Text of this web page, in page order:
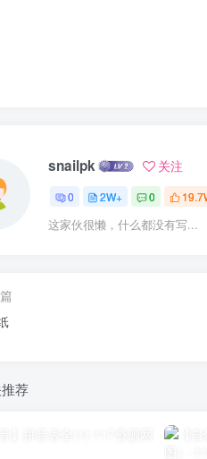
snailpk 关注
0 2W+ 0
这家伙很懒，什么都没有写...
荐